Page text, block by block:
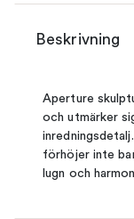
Beskrivning
Aperture
och utmärker
förhöjer inte
lugn och